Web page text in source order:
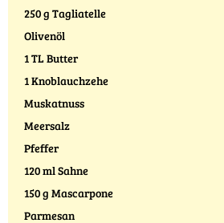
250 g Tagliatelle
Olivenöl
1 TL Butter
1 Knoblauchzehe
Muskatnuss
Meersalz
Pfeffer
120 ml Sahne
150 g Mascarpone
Parmesan